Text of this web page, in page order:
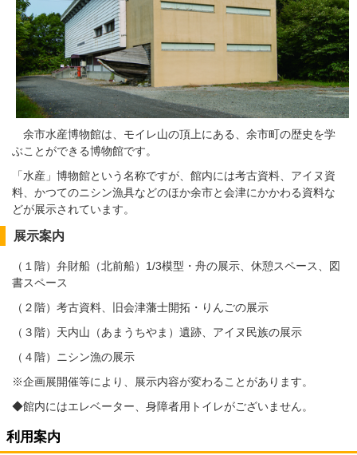
余市水産博物館は、モイレ山の頂上にある、余市町の歴史を学
ぶことができる博物館です。
「水産」博物館という名称ですが、館内には考古資料、アイヌ資
料、かつてのニシン漁具などのほか余市と会津にかかわる資料な
どが展示されています。
展示案内
（１階）弁財船（北前船）1/3模型・舟の展示、休憩スペース、図
書スペース
（２階）考古資料、旧会津藩士開拓・りんごの展示
（３階）天内山（あまうちやま）遺跡、アイヌ民族の展示
（４階）ニシン漁の展示
※企画展開催等により、展示内容が変わることがあります。
◆館内にはエレベーター、身障者用トイレがございません。
利用案内